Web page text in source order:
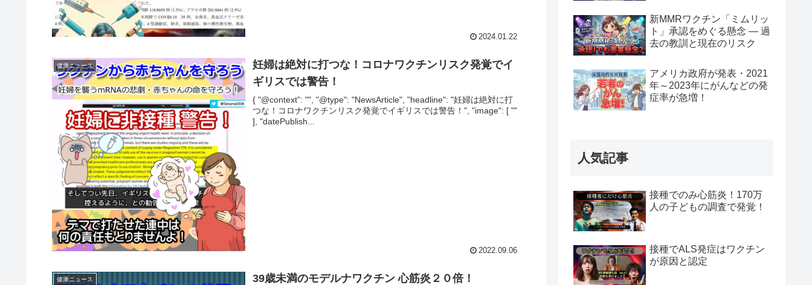
2024.01.22
健康ニュース
妊婦は絶対に打つな！コロナワクチンリスク発覚でイ
ギリスでは警告！
{ "@context": "", "@type": "NewsArticle", "headline": "妊婦は絶対に打
つな！コロナワクチンリスク発覚でイギリスでは警告！", "image": [ ""
], "datePublish...
2022.09.06
健康ニュース 39歳未満のモデルナワクチン 心筋炎２０倍！
新MMRワクチン「ミムリッ
ト」承認をめぐる懸念 — 過
去の教訓と現在のリスク
アメリカ政府が発表・2021
年～2023年にがんなどの発
症率が急増！
人気記事
接種でのみ心筋炎！170万
人の子どもの調査で発覚！
接種でALS発症はワクチン
が原因と認定